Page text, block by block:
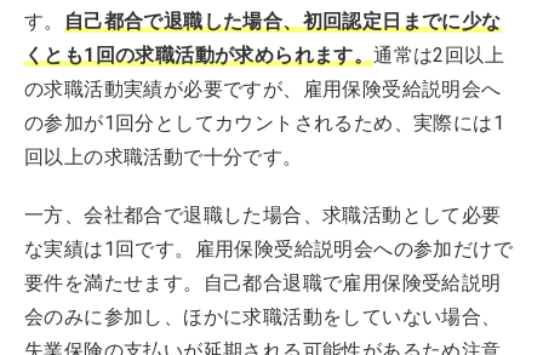
す。 自己都合で退職した場合、初回認定日までに少な
くとも1回の求職活動が求められます。通常は2回以上
の求職活動実績が必要ですが、雇用保険受給説明会へ
の参加が1回分としてカウントされるため、実際には1
回以上の求職活動で十分です。
一方、会社都合で退職した場合、求職活動として必要
な実績は1回です。雇用保険受給説明会への参加だけで
要件を満たせます。自己都合退職で雇用保険受給説明
会のみに参加し、ほかに求職活動をしていない場合、